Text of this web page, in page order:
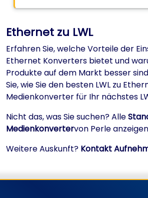
Ethernet zu LWL
Erfahren Sie, welche Vorteile der
Ethernet Konverters bietet und
Produkte auf dem Markt besser
Sie, wie Sie den besten LWL zu
Medienkonverter für Ihr nächstes
Nicht das, was Sie suchen? Alle
Medienkonvertervon Perle
Weitere Auskunft? Kontakt